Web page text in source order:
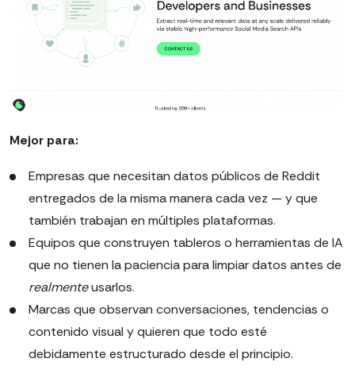
Mejor para:
Empresas que necesitan datos públicos de Reddit
entregados de la misma manera cada vez — y que
también trabajan en múltiples plataformas.
Equipos que construyen tableros o herramientas de IA
que no tienen la paciencia para limpiar datos antes de
realmenteusarlos.
Marcas que observan conversaciones, tendencias o
contenido visual y quieren que todo esté
debidamente estructurado desde el principio.